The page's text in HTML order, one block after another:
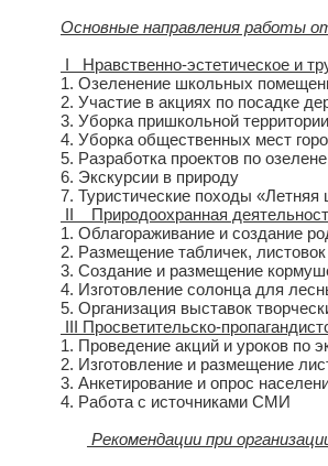
Основные направления работы
I Нравственно-эстетическое и
1. Озеленение школьных
2. Участие в акциях по посадке
3. Уборка пришкольной территории
4. Уборка общественных мест
5. Разработка проектов по
6. Экскурсии в природу
7. Туристические походы «Летняя
II Природоохранная
1. Облагораживание и создание
2. Размещение табличек,
3. Создание и размещение
4. Изготовление солонца для
5. Организация выставок
III Просветительско-
1. Проведение акций и уроков по
2. Изготовление и размещение
3. Анкетирование и опрос
4. Работа с источниками СМИ
Рекомендации при